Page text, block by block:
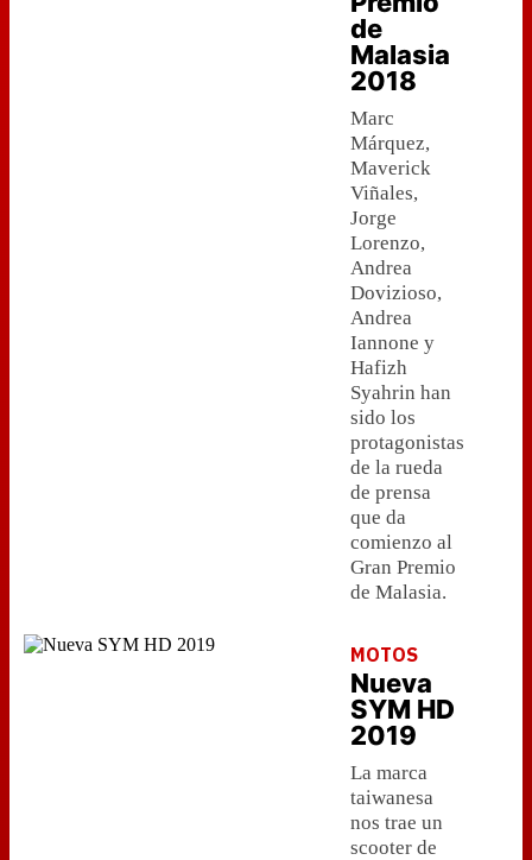
de
Malasia
2018
Marc
Márquez,
Maverick
Viñales,
Jorge
Lorenzo,
Andrea
Dovizioso,
Andrea
Iannone y
Hafizh
Syahrin han
sido los
protagonistas
de la rueda
de prensa
que da
comienzo al
Gran Premio
de Malasia.
MOTOS
Nueva
SYM HD
2019
La marca
taiwanesa
nos trae un
scooter de